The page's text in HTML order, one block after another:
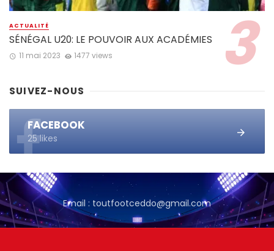
ACTUALITÉ
SÉNÉGAL U20: LE POUVOIR AUX ACADÉMIES
11 mai 2023 1477 views
SUIVEZ-NOUS
FACEBOOK
25 likes
Email : toutfootceddo@gmail.com